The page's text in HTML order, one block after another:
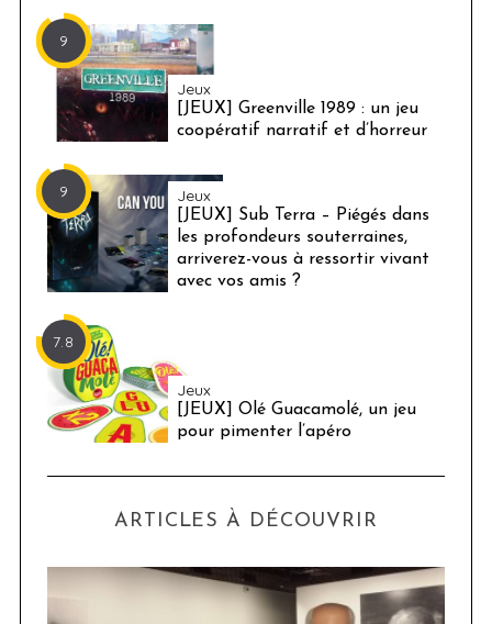
9
Jeux
[JEUX] Greenville 1989 : un jeu
coopératif narratif et d’horreur
9 Jeux
[JEUX] Sub Terra – Piégés dans
les profondeurs souterraines,
arriverez-vous à ressortir vivant
avec vos amis ?
7.8
Jeux
[JEUX] Olé Guacamolé, un jeu
pour pimenter l’apéro
ARTICLES À DÉCOUVRIR